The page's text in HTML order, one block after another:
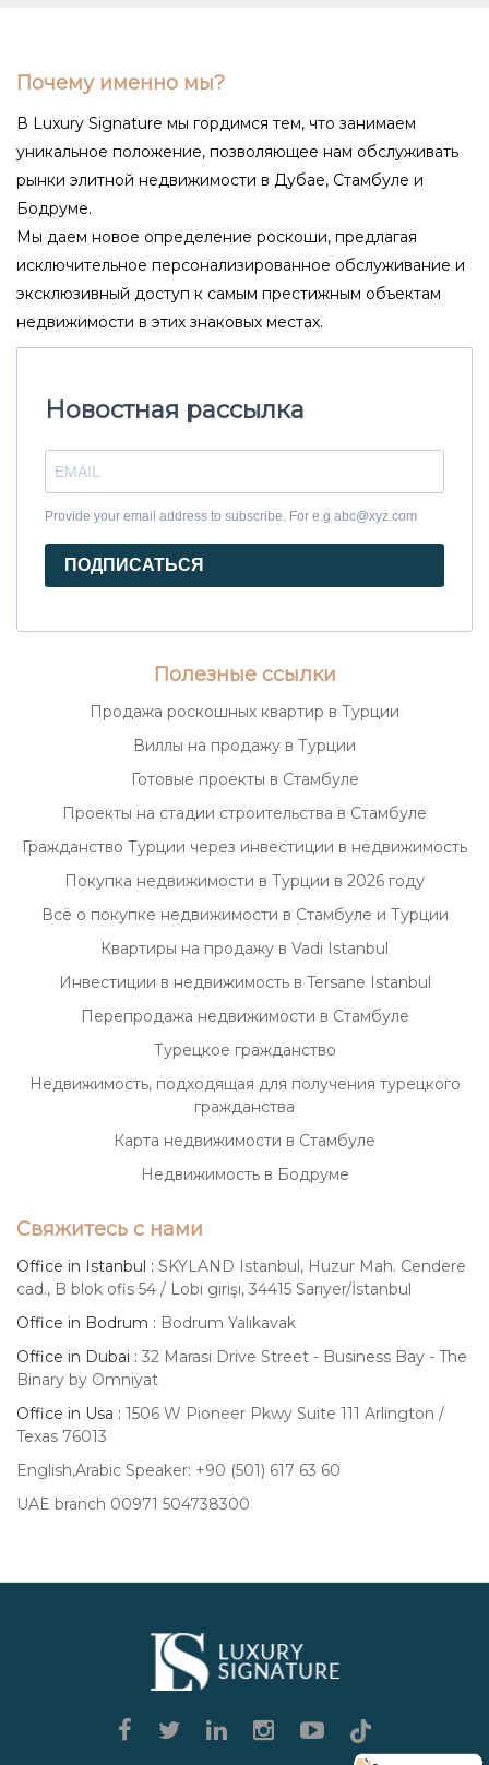
Почему именно мы?
В Luxury Signature мы гордимся тем, что занимаем
уникальное положение, позволяющее нам обслуживать
рынки элитной недвижимости в Дубае, Стамбуле и
Бодруме.
Мы даем новое определение роскоши, предлагая
исключительное персонализированное обслуживание и
эксклюзивный доступ к самым престижным объектам
недвижимости в этих знаковых местах.
Новостная рассылка
Provide your email address to subscribe. For e.g abc@xyz.com
ПОДПИСАТЬСЯ
Полезные ссылки
Продажа роскошных квартир в Турции
Виллы на продажу в Турции
Готовые проекты в Стамбуле
Проекты на стадии строительства в Стамбуле
Гражданство Турции через инвестиции в недвижимость
Покупка недвижимости в Турции в 2026 году
Всё о покупке недвижимости в Стамбуле и Турции
Квартиры на продажу в Vadi Istanbul
Инвестиции в недвижимость в Tersane Istanbul
Перепродажа недвижимости в Стамбуле
Турецкое гражданство
Недвижимость, подходящая для получения турецкого
гражданства
Карта недвижимости в Стамбуле
Недвижимость в Бодруме
Свяжитесь с нами
Office in Istanbul : SKYLAND Istanbul, Huzur Mah. Cendere
cad., B blok ofis 54 / Lobi girişi, 34415 Sarıyer/İstanbul
Office in Bodrum : Bodrum Yalıkavak
Office in Dubai : 32 Marasi Drive Street - Business Bay - The
Binary by Omniyat
Office in Usa : 1506 W Pioneer Pkwy Suite 111 Arlington /
Texas 76013
English,Arabic Speaker: +90 (501) 617 63 60
UAE branch 00971 504738300